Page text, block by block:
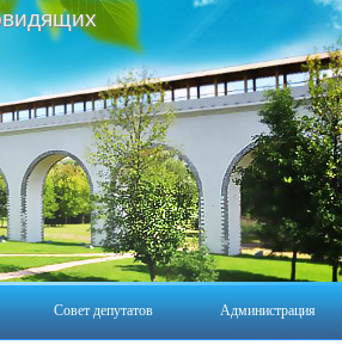
Совет депутатов Администрация